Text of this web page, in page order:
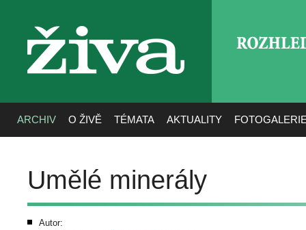
živa
ARCHIV O ŽIVĚ TÉMATA AKTUALITY
Umělé minerály
Autor: